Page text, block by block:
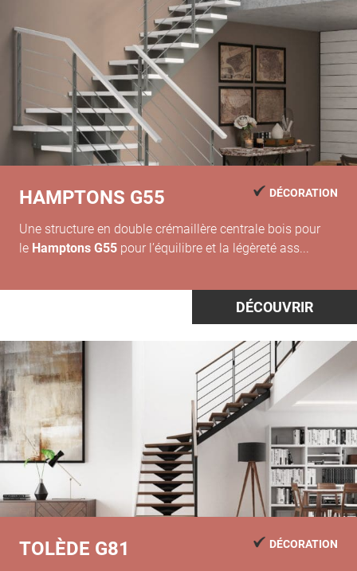
HAMPTONS G55 DÉCORATION
Une structure en double crémaillère centrale bois pour
le Hamptons G55 pour l’équilibre et la légèreté ass...
DÉCOUVRIR
TOLÈDE G81 DÉCORATION